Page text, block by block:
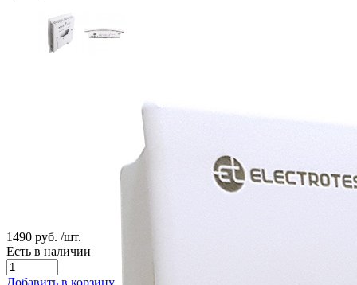
1490 руб. /шт.
Есть в наличии
Добавить в корзину